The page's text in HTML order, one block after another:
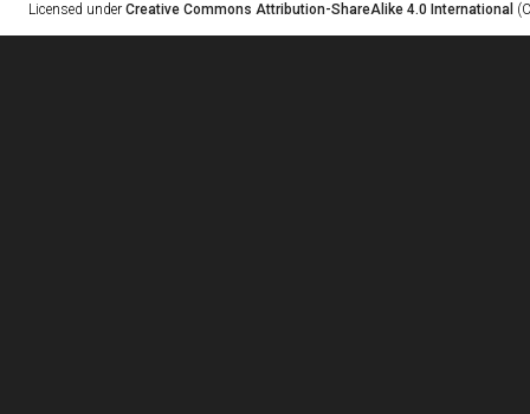
Licensed under Creative Commons Attribution-ShareAlike 4.0 International